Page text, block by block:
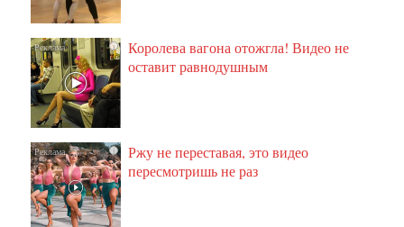
i
Королева вагона отожгла! Видео не
оставит равнодушным
i
Ржу не переставая, это видео
пересмотришь не раз